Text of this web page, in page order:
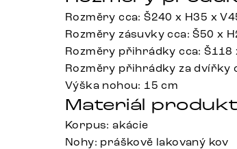
Rozměry cca: Š240 x H35 x
Rozměry zásuvky cca: Š50 x
Rozměry přihrádky cca: Š118
Rozměry přihrádky za dvířky
Výška nohou: 15 cm
Materiál
Korpus: akácie
Nohy: práškově lakovaný kov